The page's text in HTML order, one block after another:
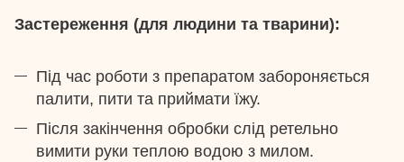
Застереження (для людини та тварини):
Під час роботи з препаратом забороняється
палити, пити та приймати їжу.
Після закінчення обробки слід ретельно
вимити руки теплою водою з милом.